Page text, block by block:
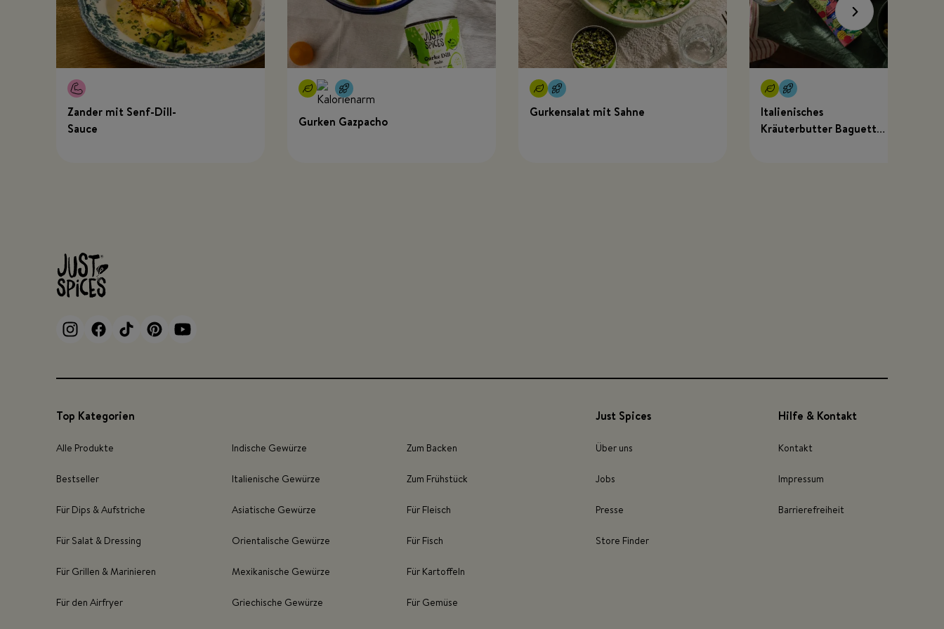
Zander mit Senf-Dill-
Sauce
Gurken Gazpacho
Gurkensalat mit Sahne
Italienisches
Kräuterbutter Baguette
Top Kategorien
Alle Produkte
Bestseller
Für Dips & Aufstriche
Für Salat & Dressing
Für Grillen & Marinieren
Für den Airfryer
Indische Gewürze
Italienische Gewürze
Asiatische Gewürze
Orientalische Gewürze
Mexikanische Gewürze
Griechische Gewürze
Zum Backen
Zum Frühstück
Für Fleisch
Für Fisch
Für Kartoffeln
Für Gemüse
Just Spices
Über uns
Jobs
Presse
Store Finder
Hilfe & Kontakt
Kontakt
Impressum
Barrierefreiheit